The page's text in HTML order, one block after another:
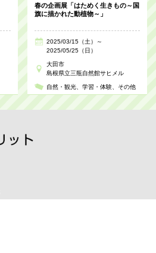
春の企画展「はためく生きもの～国
旗に描かれた動植物～」
2025/03/15（土）～
2025/05/25（日）
大田市
島根県立三瓶自然館サヒメル
自然・観光 学習・体験 その他